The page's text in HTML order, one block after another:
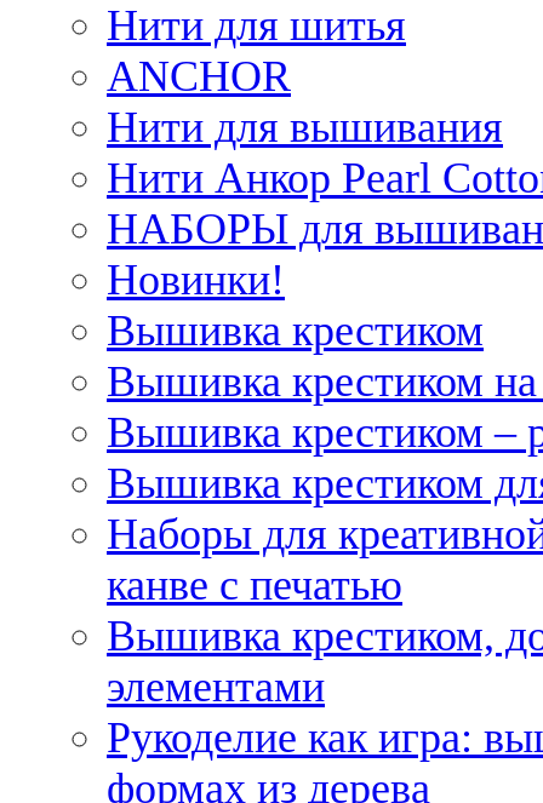
Нити для шитья
ANCHOR
Нити для вышивания
Нити Анкор Pearl
НАБОРЫ для
Новинки!
Вышивка крестиком
Вышивка крестиком
Вышивка крестиком –
Вышивка крестиком
Наборы для
канве с печатью
Вышивка крестиком,
элементами
Рукоделие как игра:
формах из дерева